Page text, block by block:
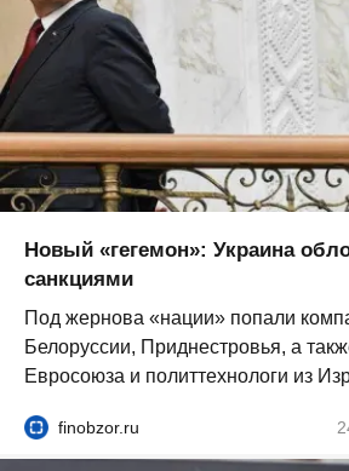
Новый «гегемон»: Украина
санкциями
Под жернова «нации» попали
Белоруссии, Приднестровья, а
Евросоюза и политтехнологи из
finobzor.ru